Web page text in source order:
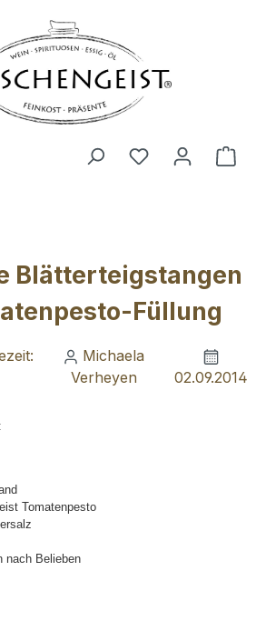
Du hast 0
Blätterteigstangen
Füllung
Michaela
Verheyen
02.09.2014
Tomatenpesto
nach Belieben